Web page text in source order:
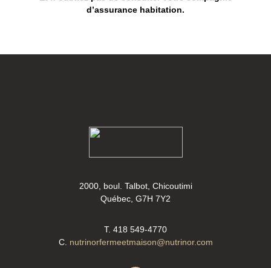
d’assurance habitation.
2000, boul. Talbot, Chicoutimi
Québec, G7H 7Y2
T. 418 549-4770
C. nutrinorfermeetmaison@nutrinor.com